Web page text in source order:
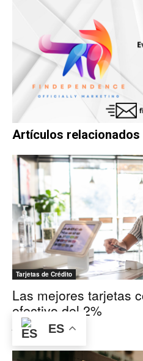
Artículos relacionados
Tarjetas de Crédito
Las mejores tarjetas
efectivo del 2%
July 28, 2026ES